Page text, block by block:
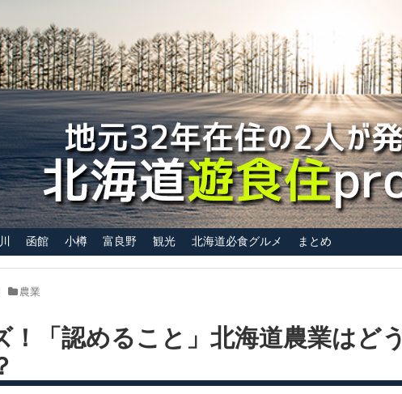
函館 小樽 富良野 観光 北海道必食グルメ まとめ
農業
！「認めること」北海道農業はどう